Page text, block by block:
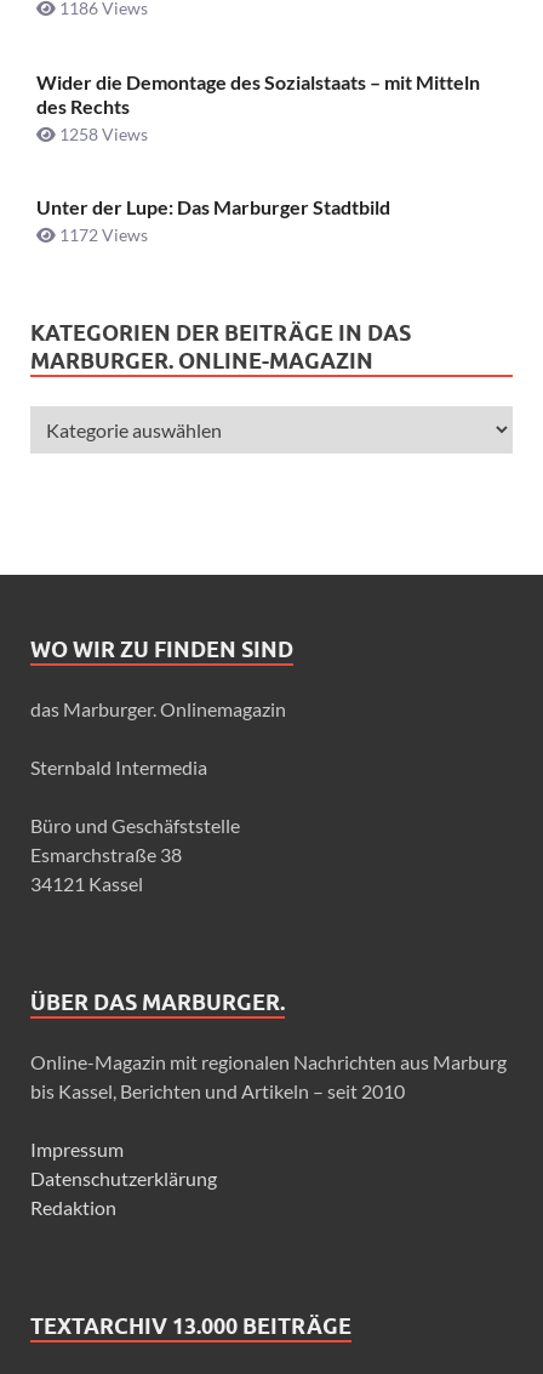
1186 Views
Wider die Demontage des Sozialstaats – mit Mitteln
des Rechts
1258 Views
Unter der Lupe: Das Marburger Stadtbild
1172 Views
KATEGORIEN DER BEITRÄGE IN DAS
MARBURGER. ONLINE-MAGAZIN
WO WIR ZU FINDEN SIND
das Marburger. Onlinemagazin
Sternbald Intermedia
Büro und Geschäfststelle
Esmarchstraße 38
34121 Kassel
ÜBER DAS MARBURGER.
Online-Magazin mit regionalen Nachrichten aus Marburg
bis Kassel, Berichten und Artikeln – seit 2010
Impressum
Datenschutzerklärung
Redaktion
TEXTARCHIV 13.000 BEITRÄGE